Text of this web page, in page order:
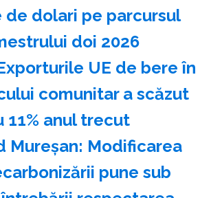
de dolari pe parcursul
doi 2026
UE de bere în
comunitar a scăzut
11% anul trecut
Mureşan: Modificarea
pune sub